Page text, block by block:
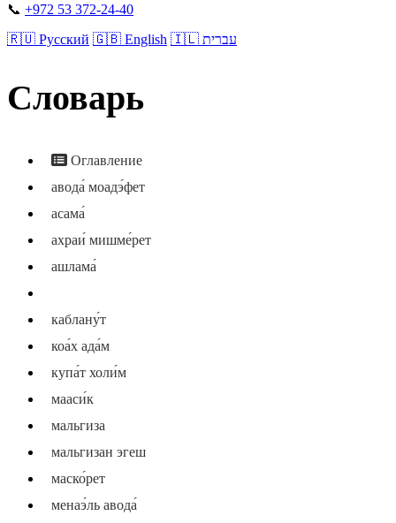
📞 +972 53 372-24-40
🇷🇺 Русский 🇬🇧 English 🇮🇱 עברית
Словарь
Оглавление
авода́ моадэ́фет
асама́
ахраи́ мишме́рет
ашлама́
каблану́т
коа́х ада́м
купа́т холи́м
мааси́к
мальгиза
мальгизан эгеш
маско́рет
менаэ́ль авода́